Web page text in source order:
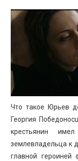
#КАСДОМ
КУЛЬТУРА
Что такое Юрьев
Георгия
крестьянин
землевладельца к
главной